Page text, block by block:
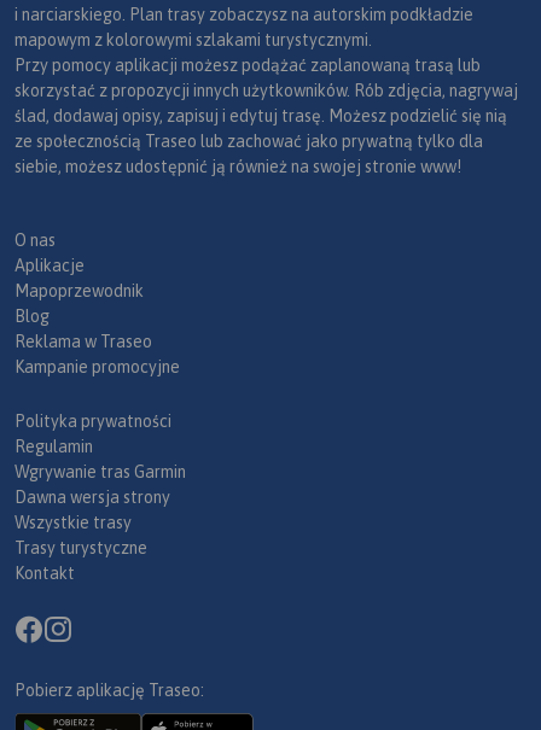
i narciarskiego. Plan trasy zobaczysz na autorskim podkładzie
mapowym z kolorowymi szlakami turystycznymi.
Przy pomocy aplikacji możesz podążać zaplanowaną trasą lub
skorzystać z propozycji innych użytkowników. Rób zdjęcia, nagrywaj
ślad, dodawaj opisy, zapisuj i edytuj trasę. Możesz podzielić się nią
ze społecznością Traseo lub zachować jako prywatną tylko dla
siebie, możesz udostępnić ją również na swojej stronie www!
O nas
Aplikacje
Mapoprzewodnik
Blog
Reklama w Traseo
Kampanie promocyjne
Polityka prywatności
Regulamin
Wgrywanie tras Garmin
Dawna wersja strony
Wszystkie trasy
Trasy turystyczne
Kontakt
Pobierz aplikację Traseo: